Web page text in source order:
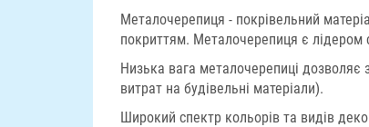
Металочерепиця - покрівельний
покриттям. Металочерепиця є лідером
Низька вага металочерепиці дозволяє
витрат на будівельні матеріали).
Широкий спектр кольорів та видів